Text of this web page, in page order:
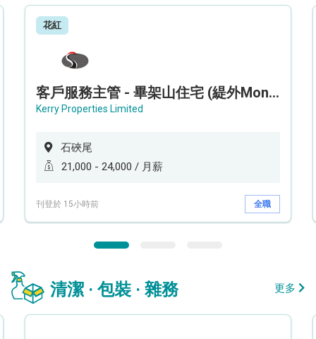
花紅
客戶服務主管 - 畢架山住宅 (緹外Mont Verra)
Kerry Properties Limited
石硤尾
21,000 - 24,000 / 月薪
刊登於 15小時前 全職
清潔 · 包裝 · 雜務 更多